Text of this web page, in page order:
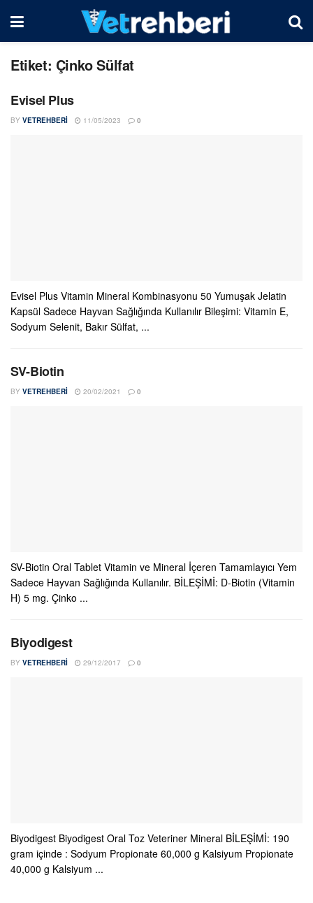
Etiket: Çinko Sülfat
Evisel Plus
BY VETREHBERI 11/05/2023 0
Evisel Plus Vitamin Mineral Kombinasyonu 50 Yumuşak Jelatin
Kapsül Sadece Hayvan Sağlığında Kullanılır Bileşimi: Vitamin E,
Sodyum Selenit, Bakır Sülfat, ...
SV-Biotin
BY VETREHBERI 20/02/2021 0
SV-Biotin Oral Tablet Vitamin ve Mineral İçeren Tamamlayıcı Yem
Sadece Hayvan Sağlığında Kullanılır. BİLEŞİMİ: D-Biotin (Vitamin
H) 5 mg. Çinko ...
Biyodigest
BY VETREHBERI 29/12/2017 0
Biyodigest Biyodigest Oral Toz Veteriner Mineral BİLEŞİMİ: 190
gram içinde : Sodyum Propionate 60,000 g Kalsiyum Propionate
40,000 g Kalsiyum ...